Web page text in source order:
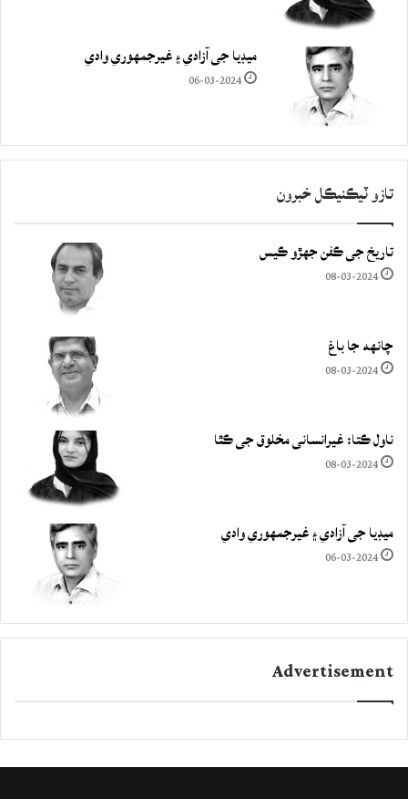
ميڊيا جي آزادي ۽ غيرجمھوري وادي
06-03-2024
تازو ٽيڪنيڪل خبرون
تاريخ جي ڪفن جھڙو ڪيس
08-03-2024
چانهه جا باغ
08-03-2024
ناول ڪتا: غيرانساني مخلوق جي ڪٿا
08-03-2024
ميڊيا جي آزادي ۽ غيرجمھوري وادي
06-03-2024
Advertisement